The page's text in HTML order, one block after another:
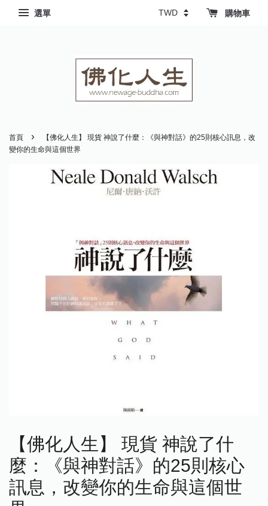
選單 購物車
首頁 ›
【佛化人生】 現貨 神說了什麼：《與神對話》的25則核心訊息，改
變你的生命與這個世界
【佛化人生】 現貨 神說了什
麼：《與神對話》的25則核心
訊息，改變你的生命與這個世